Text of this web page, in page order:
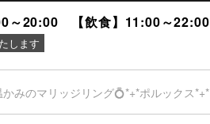
～20:00 【飲食】11:00～22:00
します
のマリッジリング💍*+*ポルックス*+*